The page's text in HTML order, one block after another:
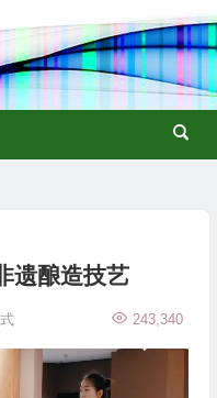
遗酿造技艺
243,340